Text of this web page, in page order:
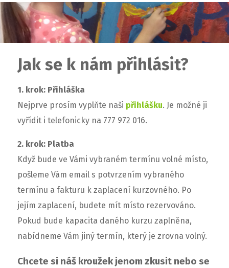
Jak se k nám přihlásit?
1. krok: Přihláška
Nejprve prosím vyplňte naši přihlášku. Je možné ji
vyřídit i telefonicky na 777 972 016.
2. krok: Platba
Když bude ve Vámi vybraném termínu volné místo,
pošleme Vám email s potvrzením vybraného
termínu a fakturu k zaplacení kurzovného. Po
jejím zaplacení, budete mít místo rezervováno.
Pokud bude kapacita daného kurzu zaplněna,
nabídneme Vám jiný termín, který je zrovna volný.
Chcete si náš kroužek jenom zkusit nebo se